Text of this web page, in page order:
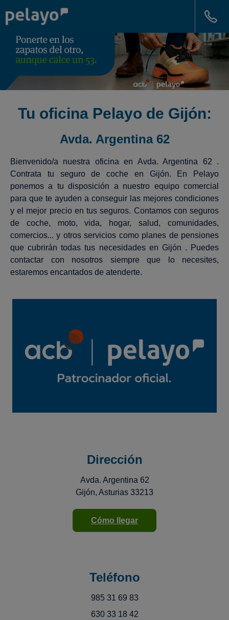
Tu oficina Pelayo de Gijón:
Avda. Argentina 62
Bienvenido/a nuestra oficina en Avda. Argentina 62 .
Contrata tu seguro de coche en Gijón. En Pelayo
ponemos a tu disposición a nuestro equipo comercial
para que te ayuden a conseguir las mejores condiciones
y el mejor precio en tus seguros. Contamos con seguros
de coche, moto, vida, hogar, salud, comunidades,
comercios... y otros servicios como planes de pensiones
que cubrirán todas tus necesidades en Gijón . Puedes
contactar con nosotros siempre que lo necesites,
estaremos encantados de atenderte.
Dirección
Avda. Argentina 62
Gijón, Asturias 33213
Cómo llegar
Teléfono
985 31 69 83
630 33 18 42